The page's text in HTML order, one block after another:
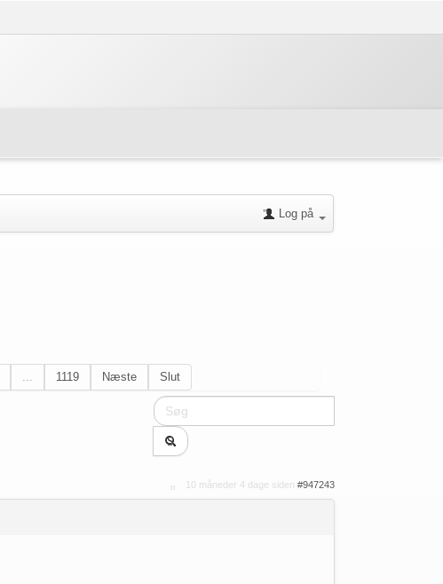
Log på
... 1119 Næste Slut
10 måneder 4 dage siden #947243